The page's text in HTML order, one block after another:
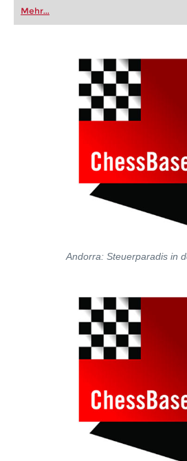
oder bereits auf Turnierniveau spielen: Mit
FRITZ trainieren Sie effizienter,
individueller als je zuvor.
Mehr...
Andorra: Steuerparadis in